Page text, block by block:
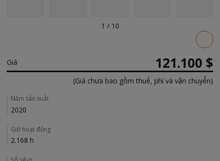
1 / 10
Giá 121.100 $
(Giá chưa bao gồm thuế, phí và vận chuyển)
Details
Năm sản xuất
2020
Giờ hoạt động
2.168 h